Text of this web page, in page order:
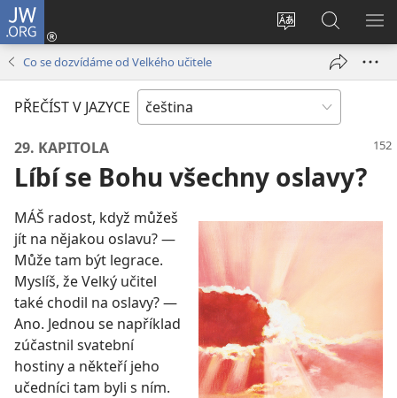
JW.ORG
Změnit
stránek
Přihlásit
se
okno)
Hledat
na
JW.ORG
Co se dozvídáme od Velkého učitele
PŘEČÍST V JAZYCE
29. KAPITOLA
Líbí se Bohu všechny oslavy?
MÁŠ radost, když můžeš
jít na nějakou oslavu? —
Může tam být legrace.
Myslíš, že Velký učitel
také chodil na oslavy? —
Ano. Jednou se například
zúčastnil svatební
hostiny a někteří jeho
učedníci tam byli s ním.